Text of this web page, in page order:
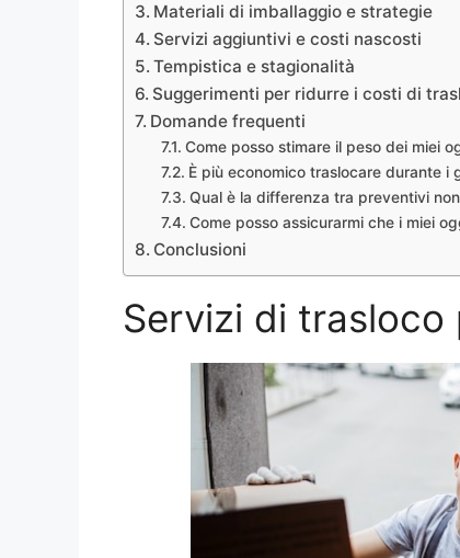
Materiali di imballaggio e strategie
Servizi aggiuntivi e costi nascosti
Tempistica e stagionalità
Suggerimenti per ridurre i costi di
Domande frequenti
Come posso stimare il peso dei miei
È più economico traslocare durante i
Qual è la differenza tra preventivi
Come posso assicurarmi che i miei
Conclusioni
Servizi di trasloco